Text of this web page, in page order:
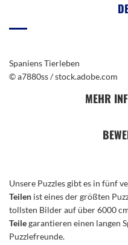
Spaniens Tierleben
© a7880ss / stock.adobe.com
MEHR
Unsere Puzzles gibt es in fünf
Teilen ist eines der größten
tollsten Bilder auf über 6000
Teilegarantieren einen langen
Puzzlefreunde.